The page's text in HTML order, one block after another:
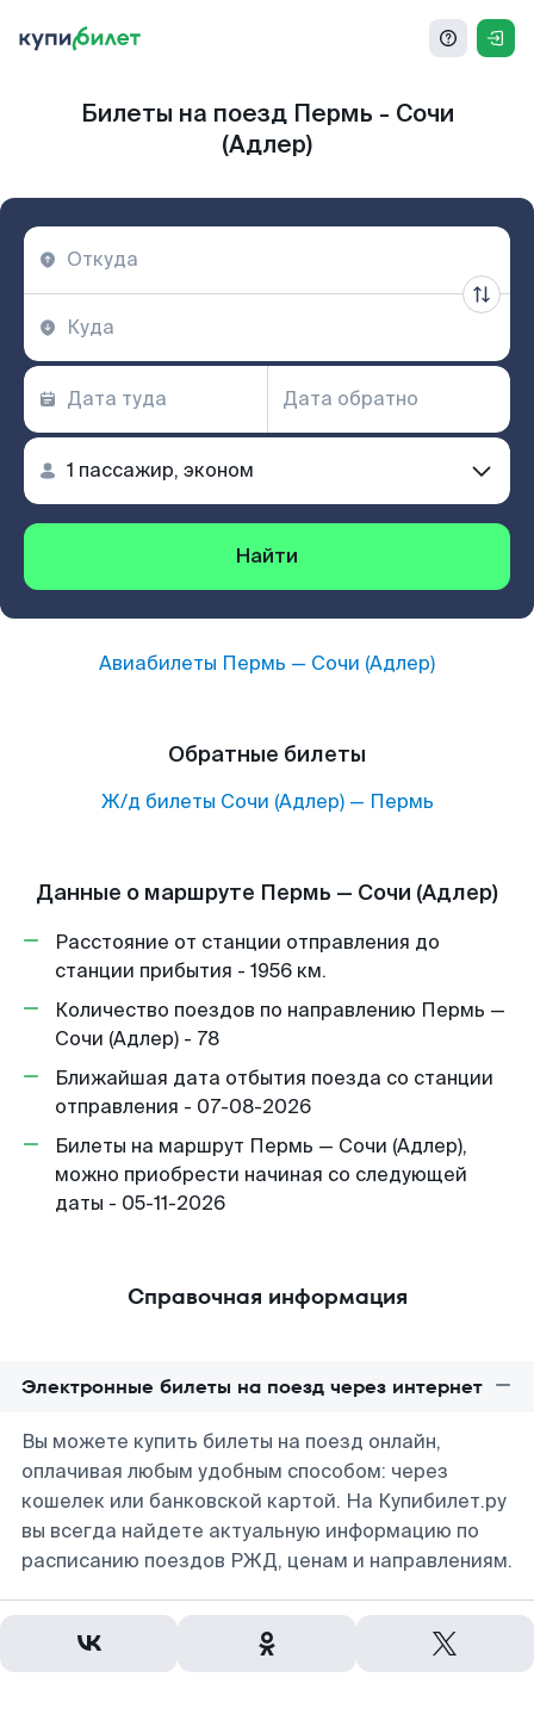
Билеты на поезд Пермь - Сочи
(Адлер)
Найти
Авиабилеты Пермь — Сочи (Адлер)
Обратные билеты
Ж/д билеты Сочи (Адлер)— Пермь
Данные о маршруте Пермь — Сочи (Адлер)
Расстояние от станции отправления до
станции прибытия - 1956 км.
Количество поездов по направлению Пермь —
Сочи (Адлер) - 78
Ближайшая дата отбытия поезда со станции
отправления - 07-08-2026
Билеты на маршрут Пермь — Сочи (Адлер),
можно приобрести начиная со следующей
даты - 05-11-2026
Справочная информация
Электронные билеты на поезд через интернет
Вы можете купить билеты на поезд онлайн,
оплачивая любым удобным способом: через
кошелек или банковской картой. На Купибилет.ру
вы всегда найдете актуальную информацию по
расписанию поездов РЖД, ценам и направлениям.